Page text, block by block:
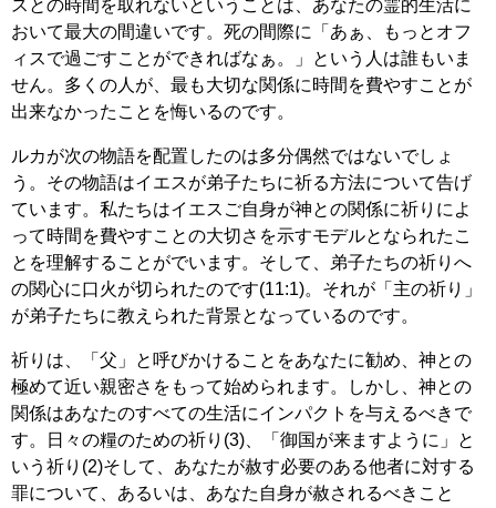
スとの時間を取れないということは、あなたの霊的生活に
おいて最大の間違いです。死の間際に「あぁ、もっとオフ
ィスで過ごすことができればなぁ。」という人は誰もいま
せん。多くの人が、最も大切な関係に時間を費やすことが
出来なかったことを悔いるのです。
ルカが次の物語を配置したのは多分偶然ではないでしょ
う。その物語はイエスが弟子たちに祈る方法について告げ
ています。私たちはイエスご自身が神との関係に祈りによ
って時間を費やすことの大切さを示すモデルとなられたこ
とを理解することがでいます。そして、弟子たちの祈りへ
の関心に口火が切られたのです(11:1)。それが「主の祈り」
が弟子たちに教えられた背景となっているのです。
祈りは、「父」と呼びかけることをあなたに勧め、神との
極めて近い親密さをもって始められます。しかし、神との
関係はあなたのすべての生活にインパクトを与えるべきで
す。日々の糧のための祈り(3)、「御国が来ますように」と
いう祈り(2)そして、あなたが赦す必要のある他者に対する
罪について、あるいは、あなた自身が赦されるべきこと